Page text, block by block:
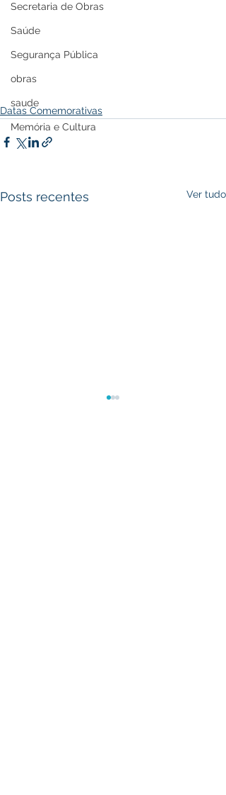
Secretaria de Obras
Saúde
Segurança Pública
obras
saude
Memória e Cultura
Datas Comemorativas
Posts recentes Ver tudo